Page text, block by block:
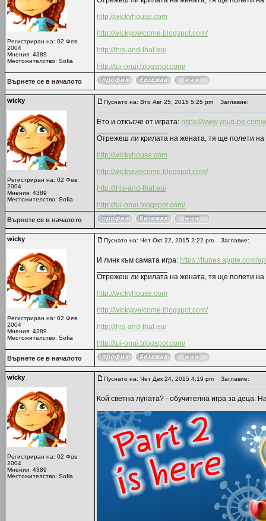
Регистриран на: 02 Фев
2004
Мнения: 4389
Местожителство: Sofia
http://wickyhouse.com
http://wickywelcome.blogspot.com/
http://this-and-that.eu/
http://tui-onui.blogspot.com/
Върнете се в началото
wicky
Регистриран на: 02 Фев
2004
Мнения: 4389
Местожителство: Sofia
Пуснато на: Вто Авг 25, 2015 5:25 pm Заглавие:
Ето и откъсче от играта: https://
Отрежеш ли крилата на жената, тя ще полети на
http://wickyhouse.com
http://wickywelcome.blogspot.com/
http://this-and-that.eu/
http://tui-onui.blogspot.com/
Върнете се в началото
wicky
Регистриран на: 02 Фев
2004
Мнения: 4389
Местожителство: Sofia
Пуснато на: Чет Окт 22, 2015 2:22 pm Заглавие:
И линк към самата игра: https://itunes.apple.com/
Отрежеш ли крилата на жената, тя ще полети на
http://wickyhouse.com
http://wickywelcome.blogspot.com/
http://this-and-that.eu/
http://tui-onui.blogspot.com/
Върнете се в началото
wicky
Регистриран на: 02 Фев
2004
Мнения: 4389
Местожителство: Sofia
Пуснато на: Чет Дек 24, 2015 4:19 pm Заглавие:
Кой светна луната? - обучителна игра за деца.